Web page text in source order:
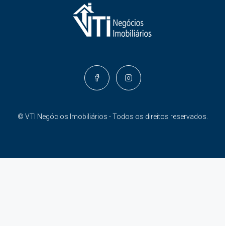
© VTI Negócios Imobiliários - Todos os direitos reservados.